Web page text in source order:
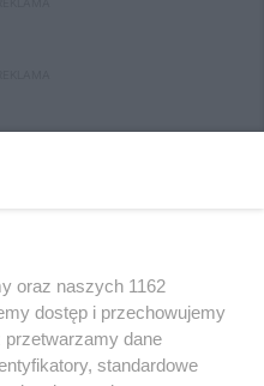
oraz naszych 1162
dostęp i przechowujemy
przetwarzamy dane
standardowe